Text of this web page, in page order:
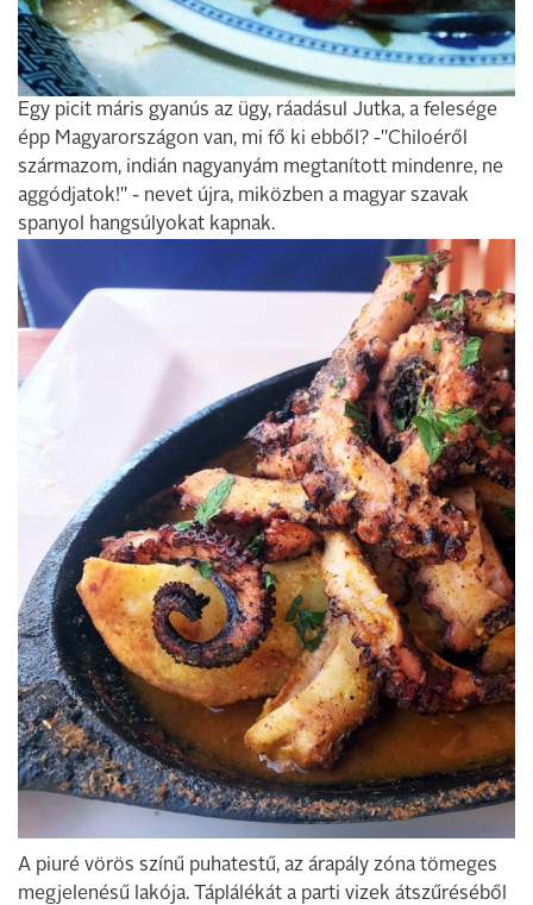
Egy picit máris gyanús az ügy, ráadásul Jutka, a felesége
épp Magyarországon van, mi fő ki ebből? -"Chiloéről
származom, indián nagyanyám megtanított mindenre, ne
aggódjatok!" - nevet újra, miközben a magyar szavak
spanyol hangsúlyokat kapnak.
A piuré vörös színű puhatestű, az árapály zóna tömeges
megjelenésű lakója. Táplálékát a parti vizek átszűréséből